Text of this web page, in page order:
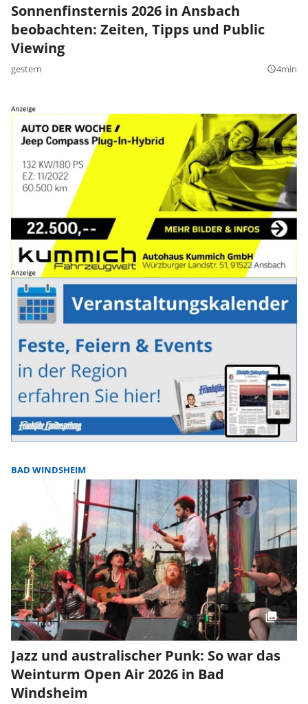
Sonnenfinsternis 2026 in Ansbach
beobachten: Zeiten, Tipps und Public
Viewing
gestern query_builder4min
BAD WINDSHEIM
Jazz und australischer Punk: So war das
Weinturm Open Air 2026 in Bad
Windsheim